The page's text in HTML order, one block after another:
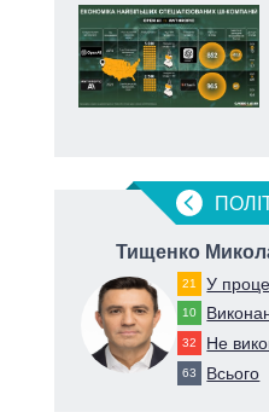
Тищенко
21 У
10
32 Не
63 Всього